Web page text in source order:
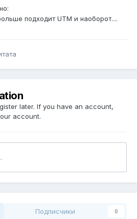
подходит UTM и наоборот....
later. If you have an account,
account.
Подписчики 0